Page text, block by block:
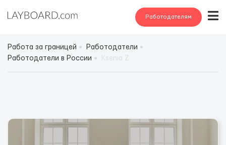
Работодателям
Работа за границей
Работодатели
Работодатели в России